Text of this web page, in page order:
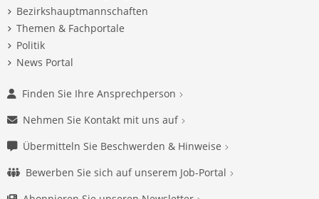
Bezirkshauptmannschaften
Themen & Fachportale
Politik
News Portal
Finden Sie Ihre Ansprechperson
Nehmen Sie Kontakt mit uns auf
Übermitteln Sie Beschwerden & Hinweise
Bewerben Sie sich auf unserem Job-Portal